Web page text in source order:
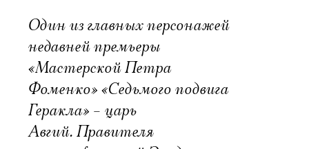
Один из главных персонажей
недавней премьеры
«Мастерской Петра
Фоменко» «Седьмого подвига
Геракла» – царь
Авгий. Правителя